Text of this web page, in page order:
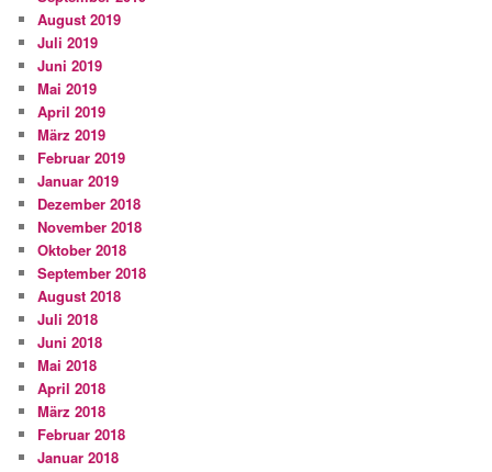
August 2019
Juli 2019
Juni 2019
Mai 2019
April 2019
März 2019
Februar 2019
Januar 2019
Dezember 2018
November 2018
Oktober 2018
September 2018
August 2018
Juli 2018
Juni 2018
Mai 2018
April 2018
März 2018
Februar 2018
Januar 2018